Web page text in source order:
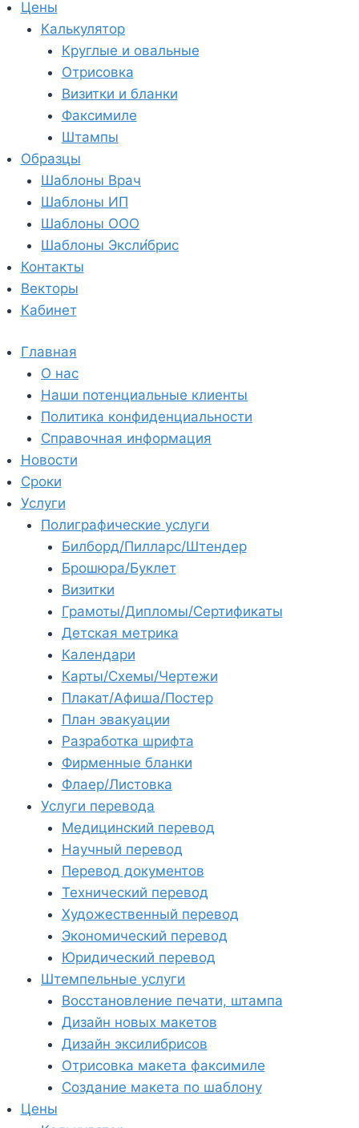
Цены
Калькулятор
Круглые и овальные
Отрисовка
Визитки и бланки
Факсимиле
Штампы
Образцы
Шаблоны Врач
Шаблоны ИП
Шаблоны ООО
Шаблоны Эксли́брис
Контакты
Векторы
Кабинет
Главная
О нас
Наши потенциальные клиенты
Политика конфиденциальности
Справочная информация
Новости
Сроки
Услуги
Полиграфические услуги
Билборд/Пилларс/Штендер
Брошюра/Буклет
Визитки
Грамоты/Дипломы/Сертификаты
Детская метрика
Календари
Карты/Схемы/Чертежи
Плакат/Афиша/Постер
План эвакуации
Разработка шрифта
Фирменные бланки
Флаер/Листовка
Услуги перевода
Медицинский перевод
Научный перевод
Перевод документов
Технический перевод
Художественный перевод
Экономический перевод
Юридический перевод
Штемпельные услуги
Восстановление печати, штампа
Дизайн новых макетов
Дизайн эксилибрисов
Отрисовка макета факсимиле
Создание макета по шаблону
Цены